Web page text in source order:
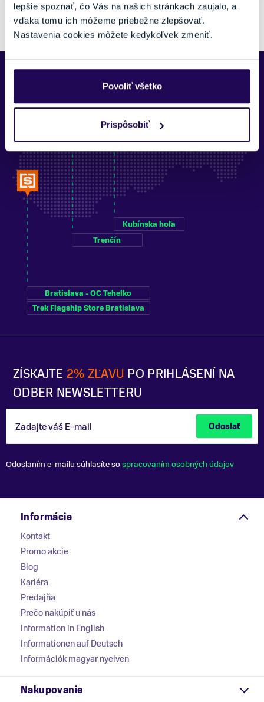
lepšie spoznať, čo Vás na našich stránkach zaujalo, a
vďaka tomu ich môžeme priebežne zlepšovať.
Nastavenia cookies môžete kedykoľvek zmeniť.
Povoliť všetko
Prispôsobiť
Pozreli ste si 1 z 1 produktov.
ZÍSKAJTE 2% ZĽAVU PO PRIHLÁSENÍ NA
ODBER NEWSLETTERU
Zadajte váš E-mail Odoslať
Odoslaním e-mailu súhlasíte sospracovaním osobných údajov
Predajne Najšport
Bratislava - OC Tehelko
Trek Flagship Store Bratislava
Trenčín
Kubínska hoľa
Informácie
Kontakt
Promo akcie
Blog
Kariéra
Predajňa
Prečo nakúpiť u nás
Information in English
Informationen auf Deutsch
Információk magyar nyelven
Nakupovanie